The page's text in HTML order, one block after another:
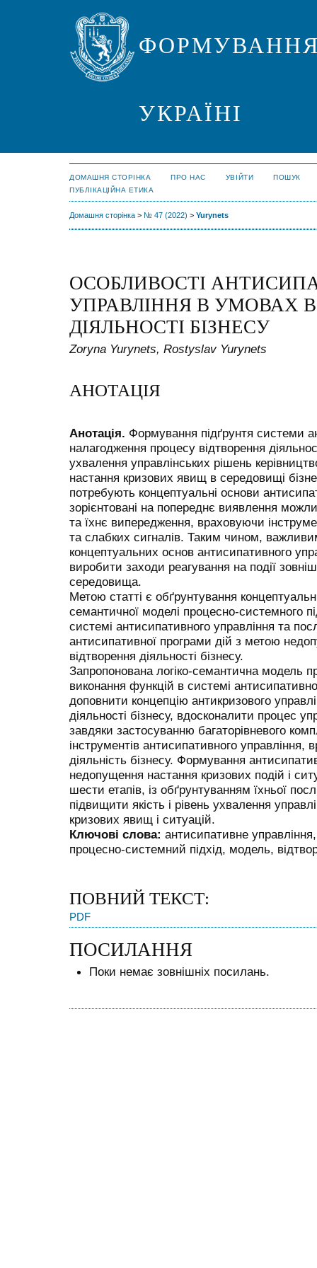
УКРАЇНІ
ДОМАШНЯ СТОРІНКА ПРО НАС УВІЙТИ
ПОШУК
ПУБЛІКАЦІЙНА ЕТИКА
Домашня сторінка > № 47 (2022) > Yurynets
ОСОБЛИВОСТІ
УПРАВЛІННЯ В УМОВАХ
ДІЯЛЬНОСТІ БІЗНЕСУ
Zoryna Yurynets, Rostyslav Yurynets
АНОТАЦІЯ
Анотація. Формування підґрунтя системи
налагодження процесу відтворення
ухвалення управлінських рішень
настання кризових явищ в середовищі
потребують концептуальні основи
зорієнтовані на попереднє виявлення
та їхнє випередження, враховуючи
та слабких сигналів. Таким чином,
концептуальних основ антисипативного
виробити заходи реагування на події
середовища.
Метою статті є обґрунтування
семантичної моделі процесно-системного
системі антисипативного управління та
антисипативної програми дій з метою
відтворення діяльності бізнесу.
Запропонована логіко-семантична модель
виконання функцій в системі
доповнити концепцію антикризового
діяльності бізнесу, вдосконалити процес
завдяки застосуванню багаторівневого
інструментів антисипативного управління,
діяльність бізнесу. Формування
недопущення настання кризових подій і
шести етапів, із обґрунтуванням їхньої
підвищити якість і рівень ухвалення
кризових явищ і ситуацій.
Ключові слова: антисипативне
процесно-системний підхід, модель,
ПОВНИЙ ТЕКСТ:
PDF
ПОСИЛАННЯ
Поки немає зовнішніх посилань.